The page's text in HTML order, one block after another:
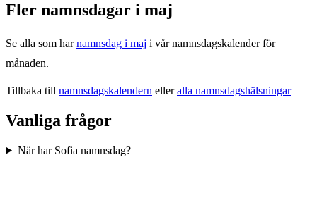
Fler namnsdagar i maj
Se alla som har namnsdag i maj i vår namnsdagskalender för
månaden.
Tillbaka till namnsdagskalendern elleralla namnsdagshälsningar
Vanliga frågor
När har Sofia namnsdag?